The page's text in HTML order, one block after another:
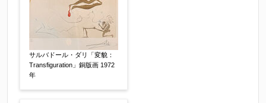
個人情報の取扱いについて、同意の上送信しま
す。（確認画面は表示されません）
同意する 【必須】
サルバドール・ダリ「変貌：
Transfiguration」銅版画 1972
年